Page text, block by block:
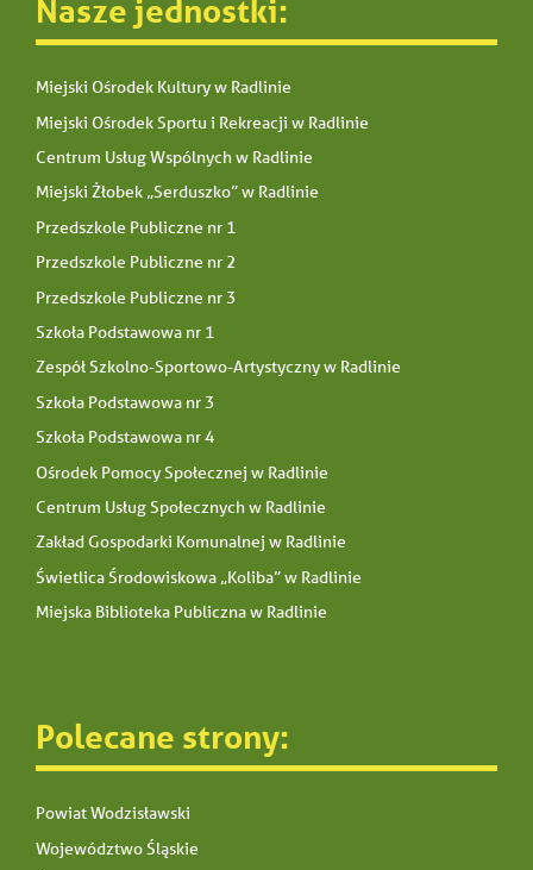
Nasze jednostki:
Miejski Ośrodek Kultury w Radlinie
Miejski Ośrodek Sportu i Rekreacji w Radlinie
Centrum Usług Wspólnych w Radlinie
Miejski Żłobek „Serduszko” w Radlinie
Przedszkole Publiczne nr 1
Przedszkole Publiczne nr 2
Przedszkole Publiczne nr 3
Szkoła Podstawowa nr 1
Zespół Szkolno-Sportowo-Artystyczny w Radlinie
Szkoła Podstawowa nr 3
Szkoła Podstawowa nr 4
Ośrodek Pomocy Społecznej w Radlinie
Centrum Usług Społecznych w Radlinie
Zakład Gospodarki Komunalnej w Radlinie
Świetlica Środowiskowa „Koliba” w Radlinie
Miejska Biblioteka Publiczna w Radlinie
Polecane strony:
Powiat Wodzisławski
Województwo Śląskie